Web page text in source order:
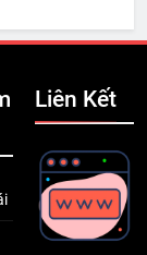
Liên Kết